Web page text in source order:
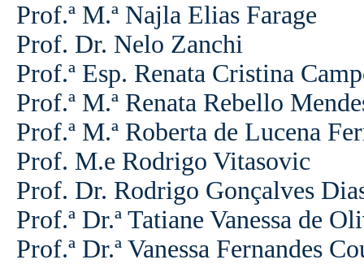
Prof.ª M.ª Najla Elias Farage
Prof. Dr. Nelo Zanchi
Prof.ª Esp. Renata Cristina
Prof.ª M.ª Renata Rebello
Prof.ª M.ª Roberta de Lucena
Prof. M.e Rodrigo Vitasovic
Prof. Dr. Rodrigo Gonçalves
Prof.ª Dr.ª Tatiane Vanessa de
Prof.ª Dr.ª Vanessa Fernandes